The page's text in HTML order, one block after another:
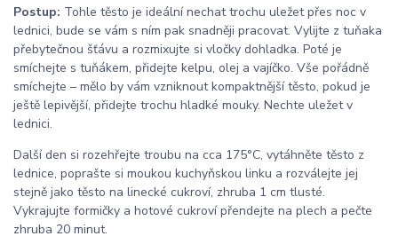
Postup: Tohle těsto je ideální nechat trochu uležet přes noc v
lednici, bude se vám s ním pak snadněji pracovat. Vylijte z tuňaka
přebytečnou šťávu a rozmixujte si vločky dohladka. Poté je
smíchejte s tuňákem, přidejte kelpu, olej a vajíčko. Vše pořádně
smíchejte – mělo by vám vzniknout kompaktnější těsto, pokud je
ještě lepivější, přidejte trochu hladké mouky. Nechte uležet v
lednici.
Další den si rozehřejte troubu na cca 175°C, vytáhněte těsto z
lednice, poprašte si moukou kuchyňskou linku a rozválejte jej
stejně jako těsto na linecké cukroví, zhruba 1 cm tlusté.
Vykrajujte formičky a hotové cukroví přendejte na plech a pečte
zhruba 20 minut.